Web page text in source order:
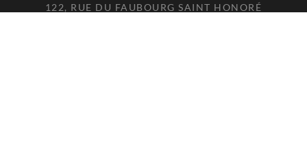
122, RUE DU FAUBOURG SAINT HONORÉ